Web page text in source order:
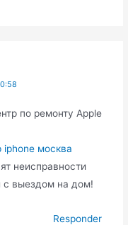
по ремонту Apple
iphone москва
неисправности
с выездом на дом!
Responder